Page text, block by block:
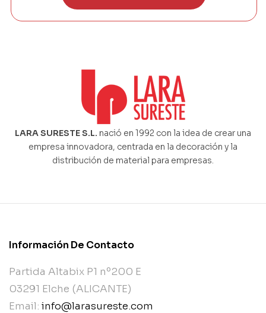
LARA SURESTE S.L. nació en 1992 con la idea de crear una
empresa innovadora, centrada en la decoración y la
distribución de material para empresas.
Información De Contacto
Partida Altabix P1 nº200 E
03291 Elche (ALICANTE)
Email: info@larasureste.com